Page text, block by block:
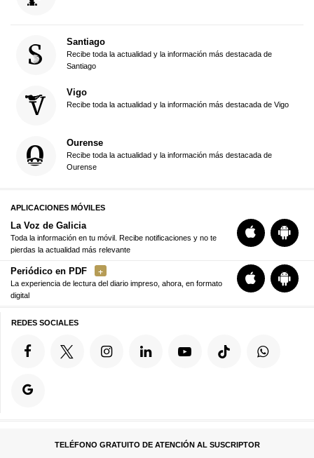
Santiago
Recibe toda la actualidad y la información más destacada de
Santiago
Vigo
Recibe toda la actualidad y la información más destacada de Vigo
Ourense
Recibe toda la actualidad y la información más destacada de
Ourense
APLICACIONES MÓVILES
La Voz de Galicia
Toda la información en tu móvil. Recibe notificaciones y no te
pierdas la actualidad más relevante
Periódico en PDF
La experiencia de lectura del diario impreso, ahora, en formato
digital
REDES SOCIALES
TELÉFONO GRATUITO DE ATENCIÓN AL SUSCRIPTOR